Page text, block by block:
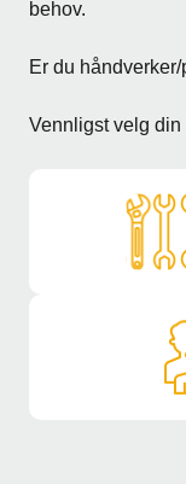
behov.
Er du
Vennligst velg din